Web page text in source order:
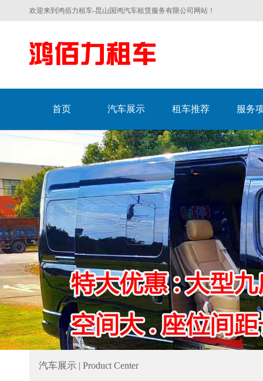
欢迎来到鸿佰力租车-昆山国鸿汽车租赁服务有限公司网站！
首页 汽车展示 租车推荐 服务
汽车展示 | Product Center